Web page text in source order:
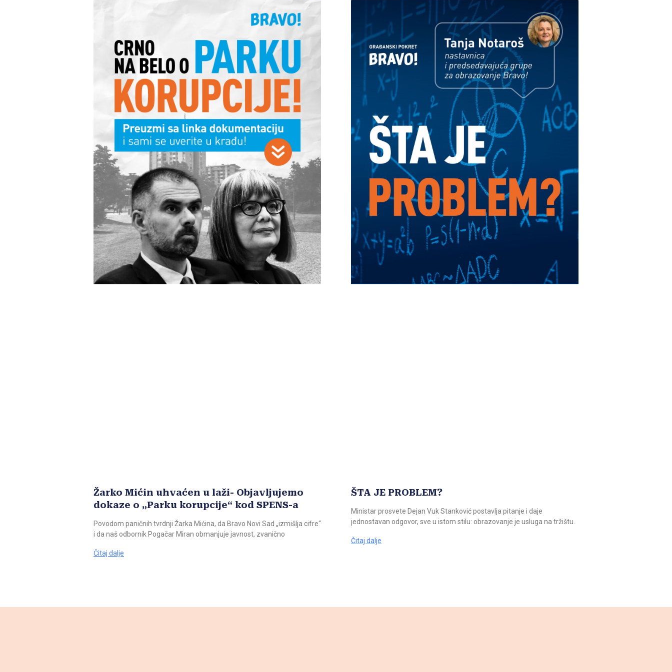
Žarko Mićin uhvaćen u laži- Objavljujemo
dokaze o „Parku korupcije“ kod SPENS-a
Povodom paničnih tvrdnji Žarka Mićina, da Bravo Novi Sad „izmišlja cifre“
i da naš odbornik Pogačar Miran obmanjuje javnost, zvanično
Čitaj dalje
ŠTA JE PROBLEM?
Ministar prosvete Dejan Vuk Stanković postavlja pitanje i daje
jednostavan odgovor, sve u istom stilu: obrazovanje je usluga na tržištu.
Čitaj dalje